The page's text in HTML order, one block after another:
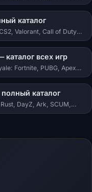
каталог
Valorant, Call of Duty,
всех игр
Fortnite, PUBG, Apex
каталог
DayZ, Ark, SCUM,